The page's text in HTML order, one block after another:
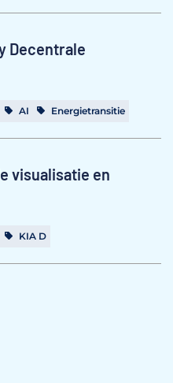
Decentrale
AI Energietransitie
visualisatie en
KIA D